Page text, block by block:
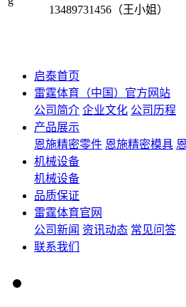
13489731456（王小姐）
启泰首页
雷霆体育（中国）官方网站
公司简介 企业文化 公司历程
产品展示
恩施精密零件 恩施精密模具
机械设备
机械设备
品质保证
雷霆体育官网
公司新闻 资讯动态 常见问答
联系我们